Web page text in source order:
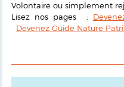
Volontaire ou simplement
Lisez nos pages :
Devenez Guide Nature